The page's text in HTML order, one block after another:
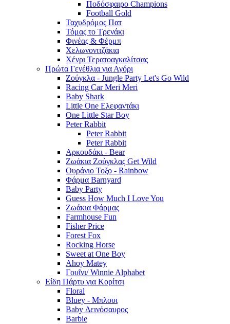
Ποδόσφαιρο Champions
Football Gold
Ταχυδρόμος Πατ
Τόμας το Τρενάκι
Φινέας & Φέρμπ
Χελωνονιτζάκια
Χένρι Τερατοαγκαλίτσας
Πρώτα Γενέθλια για Αγόρι
Ζούγκλα - Jungle Party Let's Go Wild
Racing Car Meri Meri
Baby Shark
Little One Ελεφαντάκι
One Little Star Boy
Peter Rabbit
Peter Rabbit
Peter Rabbit
Αρκουδάκι - Bear
Ζωάκια Ζούγκλας Get Wild
Ουράνιο Τοξο - Rainbow
Φάρμα Barnyard
Baby Party
Guess How Much I Love You
Ζωάκια Φάρμας
Farmhouse Fun
Fisher Price
Forest Fox
Rocking Horse
Sweet at One Boy
Ahoy Matey
Γουΐνι/ Winnie Alphabet
Είδη Πάρτυ για Κορίτσι
Floral
Bluey - Μπλουι
Baby Δεινόσαυρος
Barbie